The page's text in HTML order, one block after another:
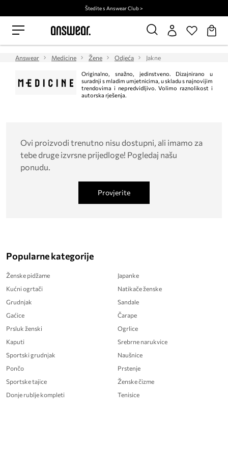
Štedite s Answear Club >
Answear Medicine Žene Odjeća Jakne
Originalno, snažno, jedinstveno. Dizajnirano u
suradnji s mladim umjetnicima, u skladu s najnovijim
trendovima i nepredvidljivo. Volimo raznolikost i
autorska rješenja.
Ovi proizvodi trenutno nisu dostupni, ali imamo za
tebe druge izvrsne prijedloge! Pogledaj našu
ponudu.
Provjerite
Popularne kategorije
Ženske pidžame
Kućni ogrtači
Grudnjak
Gaćice
Prsluk ženski
Kaputi
Sportski grudnjak
Pončo
Sportske tajice
Donje rublje kompleti
Japanke
Natikače ženske
Sandale
Čarape
Ogrlice
Srebrne narukvice
Naušnice
Prstenje
Ženske čizme
Tenisice